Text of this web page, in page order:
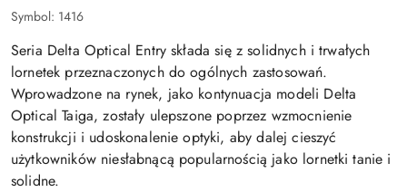
Symbol: 1416
Seria Delta Optical Entry składa się z solidnych i trwałych
lornetek przeznaczonych do ogólnych zastosowań.
Wprowadzone na rynek, jako kontynuacja modeli Delta
Optical Taiga, zostały ulepszone poprzez wzmocnienie
konstrukcji i udoskonalenie optyki, aby dalej cieszyć
użytkowników niesłabnącą popularnością jako lornetki tanie i
solidne.